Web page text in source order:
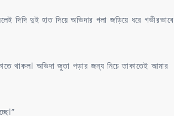
দিদি দুই হাত দিয়ে অভিদার গলা জড়িয়ে ধরে গভীরভাবে
থাকল। অভিদা জুতা পড়ার জন্য নিচে তাকাতেই আমার